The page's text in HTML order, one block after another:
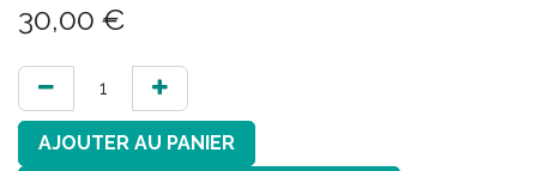
30,00 €
AJOUTER AU PANIER